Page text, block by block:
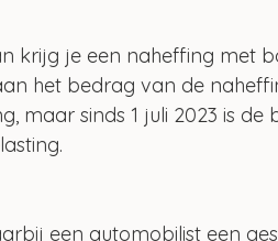
krijg je een naheffing met
het bedrag van de
maar sinds 1 juli 2023 is de
een automobilist een